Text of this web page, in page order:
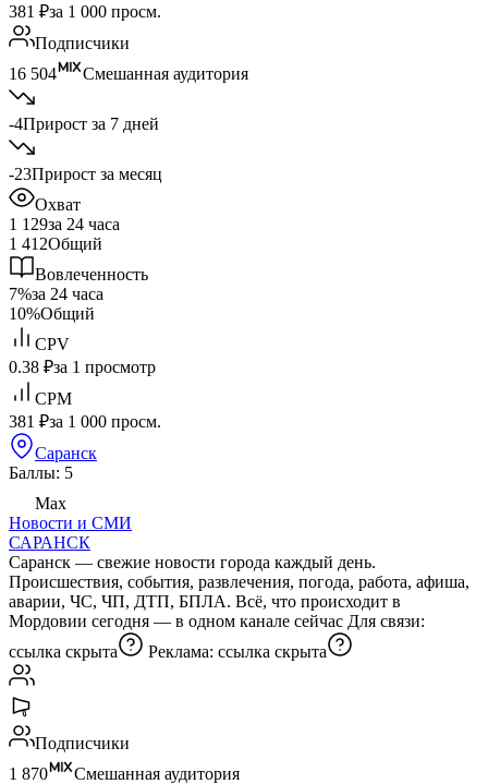
381 ₽за 1 000 просм.
Подписчики
16 504
Смешанная аудитория
-4Прирост за 7 дней
-23Прирост за месяц
Охват
1 129за 24 часа
1 412Общий
Вовлеченность
7%за 24 часа
10%Общий
CPV
0.38 ₽за 1 просмотр
CPM
381 ₽за 1 000 просм.
Саранск
Баллы: 5
Max
Новости и СМИ
САРАНСК
Саранск — свежие новости города каждый день.
Происшествия, события, развлечения, погода, работа, афиша,
аварии, ЧС, ЧП, ДТП, БПЛА. Всё, что происходит в
Мордовии сегодня — в одном канале сейчас Для связи:
ссылка скрыта
Реклама: ссылка скрыта
Подписчики
1 870
Смешанная аудитория